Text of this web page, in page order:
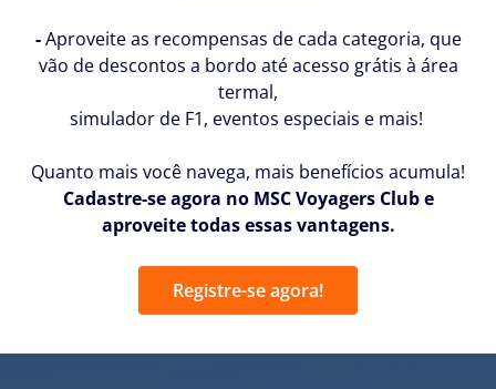
-Aproveite as recompensas de cada categoria, que
vão de descontos a bordo até acesso grátis à área
termal,
simulador de F1, eventos especiais e mais!
Quanto mais você navega, mais benefícios acumula!
Cadastre-se agora no MSC Voyagers Club e
aproveite todas essas vantagens.
Registre-se agora!